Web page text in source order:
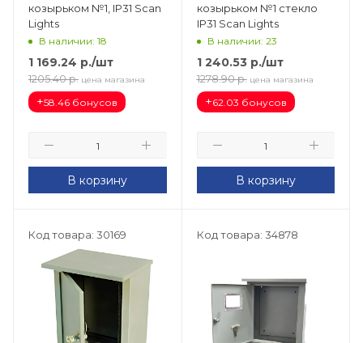
козырьком №1, IP31 Scan
Lights
В наличии: 18
1 169.24 р./шт
1205.40 р. цена магазина
+58.46 бонусов
В корзину
козырьком №1 стекло
IP31 Scan Lights
В наличии: 23
1 240.53р./шт
1278.90 р. цена магазина
+62.03 бонусов
В корзину
Код товара: 30169 Код товара: 34878